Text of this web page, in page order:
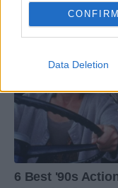
CONFIRM
Data Deletion